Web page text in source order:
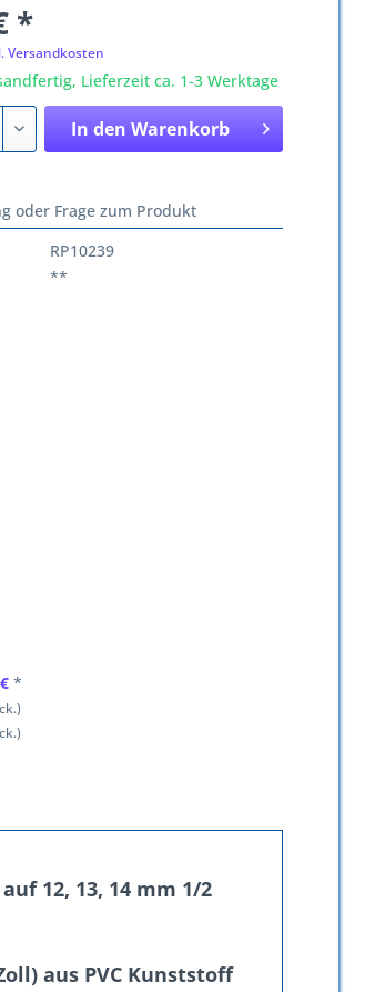
*
Versandkosten
Lieferzeit ca. 1-3 Werktage
In den Warenkorb
oder Frage zum Produkt
RP10239
**
*
12, 13, 14 mm 1/2
aus PVC Kunststoff